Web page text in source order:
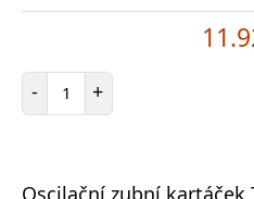
- Počet položiek
+
Oscilační zubní kartáček